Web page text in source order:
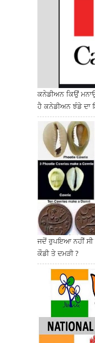
ਕਨੇਡੀਅਨ ਕਿਉਂ
ਹੈ ਕਨੇਡੀਅਨ ਝੰਡੇ ਦਾ
ਜਦੋਂ ਰੁਪਇਆ ਨਹੀਂ ਸੀ
ਕੌਡੀ ਤੇ ਦਮੜੀ ?